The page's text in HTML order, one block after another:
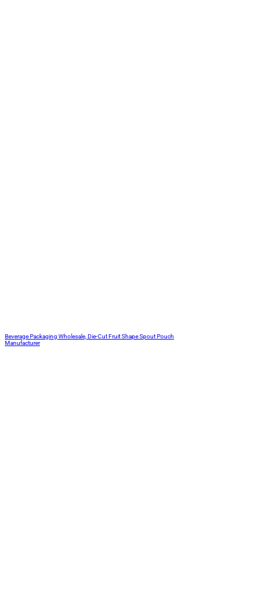
Beverage Packaging Wholesale, Die-Cut Fruit Shape Spout Pouch
Manufacturer